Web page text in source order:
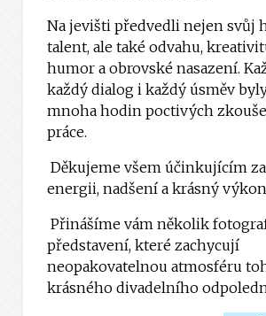
Na jevišti předvedli nejen svůj
talent, ale také odvahu,
humor a obrovské nasazení.
každý dialog i každý úsměv
mnoha hodin poctivých
práce.
Děkujeme všem účinkujícím
energii, nadšení a krásný
Přinášíme vám několik
představení, které zachycují
neopakovatelnou atmosféru
krásného divadelního